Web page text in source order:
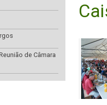
de Câmara